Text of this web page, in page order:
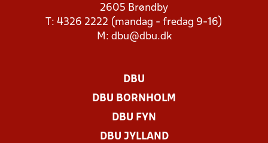
2605 Brøndby
T: 4326 2222 (mandag - fredag 9-16)
M: dbu@dbu.dk
DBU
DBU BORNHOLM
DBU FYN
DBU JYLLAND